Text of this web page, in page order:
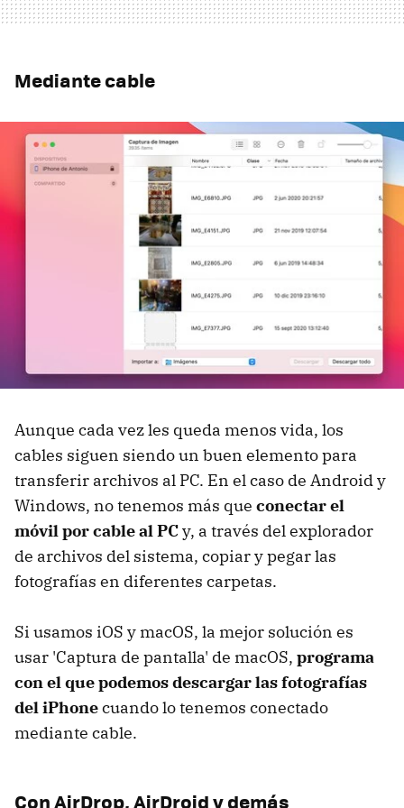
Mediante cable
Aunque cada vez les queda menos vida, los
cables siguen siendo un buen elemento para
transferir archivos al PC. En el caso de Android y
Windows, no tenemos más que conectar el
móvil por cable al PCy, a través del explorador
de archivos del sistema, copiar y pegar las
fotografías en diferentes carpetas.
Si usamos iOS y macOS, la mejor solución es
usar 'Captura de pantalla' de macOS, programa
con el que podemos descargar las fotografías
del iPhonecuando lo tenemos conectado
mediante cable.
Con AirDrop, AirDroid y demás